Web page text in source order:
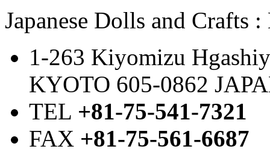
Japanese Dolls and Crafts
1-263 Kiyomizu
KYOTO 605-0862
TEL +81-75-541-7321
FAX +81-75-561-6687